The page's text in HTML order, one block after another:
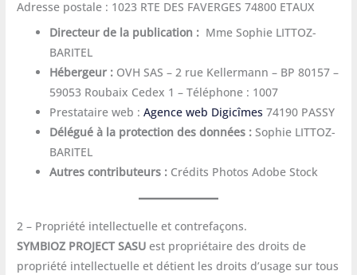
Adresse postale : 1023 RTE DES FAVERGES 74800 ETAUX
Directeur de la publication : Mme Sophie LITTOZ-
BARITEL
Hébergeur : OVH SAS – 2 rue Kellermann – BP 80157 –
59053 Roubaix Cedex 1 – Téléphone : 1007
Prestataire web :Agence web Digicîmes 74190 PASSY
Délégué à la protection des données : Sophie LITTOZ-
BARITEL
Autres contributeurs : Crédits Photos Adobe Stock
2 – Propriété intellectuelle et contrefaçons.
SYMBIOZ PROJECT SASU est propriétaire des droits de
propriété intellectuelle et détient les droits d’usage sur tous